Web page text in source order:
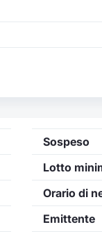
Sospeso
Lotto
Orario di
Emittente